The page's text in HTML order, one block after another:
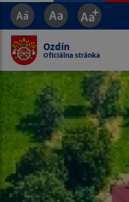
Ozdín
Oficiálna stránka